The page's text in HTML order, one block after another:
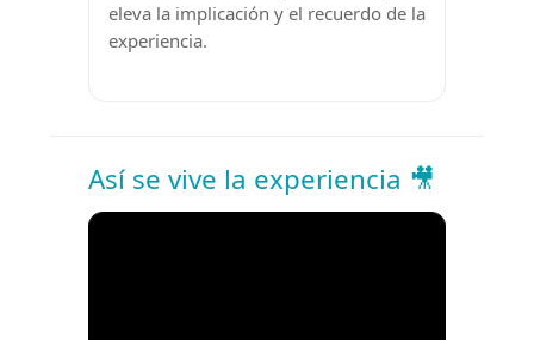
eleva la implicación y el recuerdo de la
experiencia.
Así se vive la experiencia 🎥